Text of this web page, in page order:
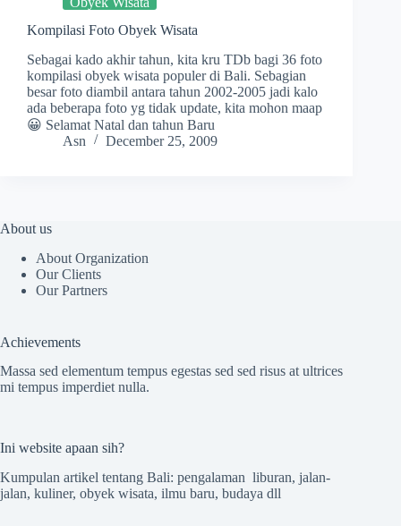
Kompilasi Foto Obyek Wisata
Sebagai kado akhir tahun, kita kru TDb bagi 36 foto
kompilasi obyek wisata populer di Bali. Sebagian
besar foto diambil antara tahun 2002-2005 jadi kalo
ada beberapa foto yg tidak update, kita mohon maap
😀 Selamat Natal dan tahun Baru
Asn
December 25, 2009
About us
About Organization
Our Clients
Our Partners
Achievements
Massa sed elementum tempus egestas sed sed risus at ultrices
mi tempus imperdiet nulla.
Ini website apaan sih?
Kumpulan artikel tentang Bali: pengalaman liburan, jalan-
jalan, kuliner, obyek wisata, ilmu baru, budaya dll